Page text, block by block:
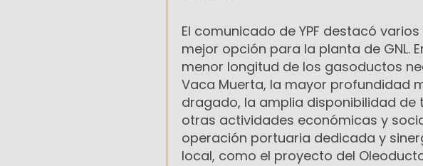
El comunicado de YPF destacó
mejor opción para la planta de GNL.
menor longitud de los gasoductos
Vaca Muerta, la mayor profundidad
dragado, la amplia disponibilidad de
otras actividades económicas y
operación portuaria dedicada y
local, como el proyecto del